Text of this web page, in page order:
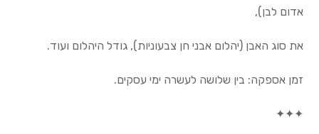
אדום לבן),
את סוג האבן (יהלום אבני חן צבעוניות), גודל היהלום ועוד.
זמן אספקה: בין שלושה לעשרה ימי עסקים.
✦✦✦